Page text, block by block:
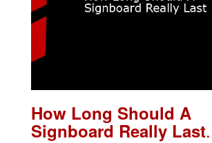
How Long Should A
Signboard Really Last